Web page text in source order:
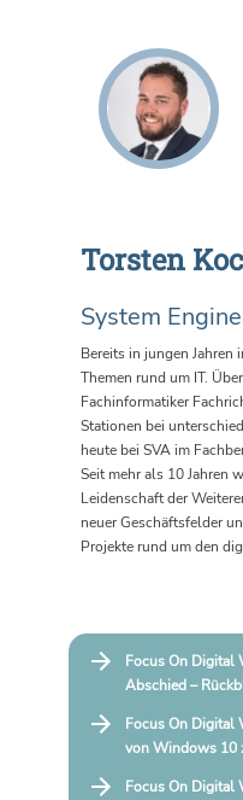
Torsten
System
Bereits in jungen Jahren
Themen rund um IT.
Fachinformatiker
Stationen bei
heute bei SVA im
Seit mehr als 10 Jahren
Leidenschaft der
neuer Geschäftsfelder
Projekte rund um den
Focus On Digital
Abschied –
Focus On Digital
von Windows 10
Focus On Digital